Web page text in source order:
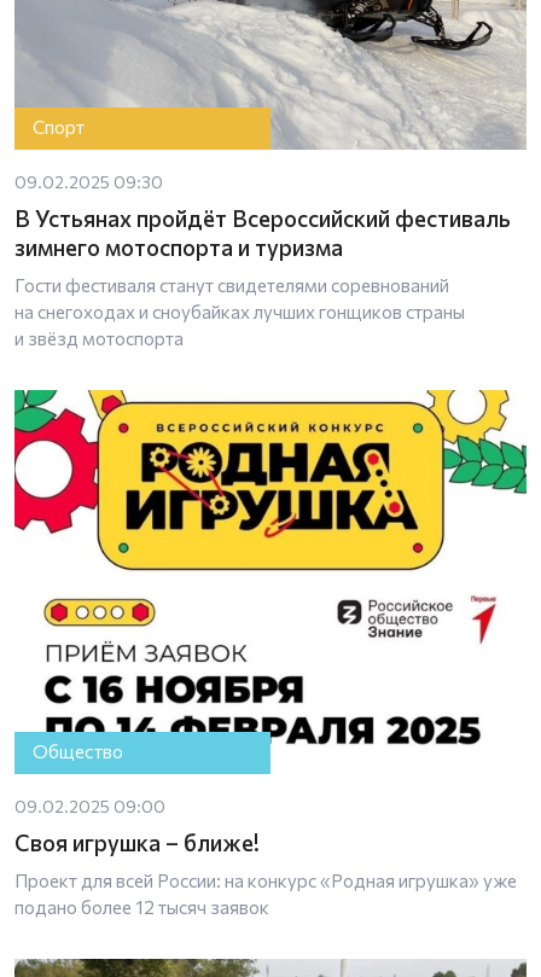
Спорт
09.02.2025 09:30
В Устьянах пройдёт Всероссийский фестиваль
зимнего мотоспорта и туризма
Гости фестиваля станут свидетелями соревнований
на снегоходах и сноубайках лучших гонщиков страны
и звёзд мотоспорта
Общество
09.02.2025 09:00
Своя игрушка – ближе!
Проект для всей России: на конкурс «Родная игрушка» уже
подано более 12 тысяч заявок